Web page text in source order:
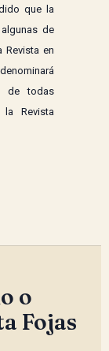
que la
de
Revista en
de todas
Revista
o
Fojas